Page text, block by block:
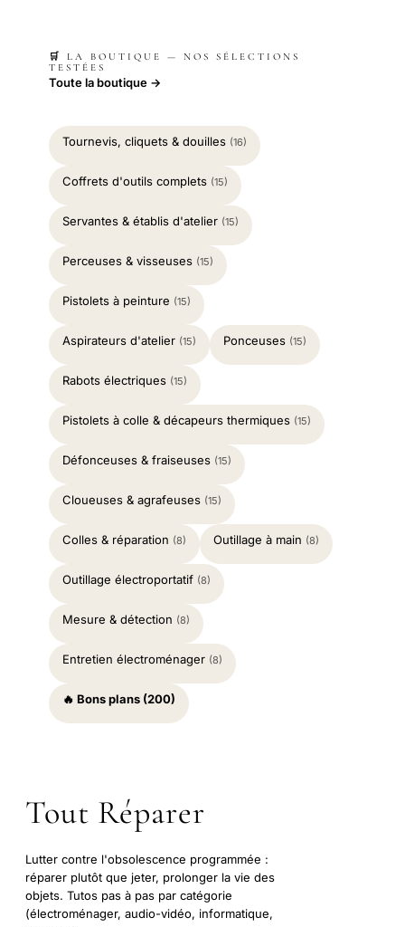
🛒 LA BOUTIQUE — NOS SÉLECTIONS
TESTÉES
Toute la boutique →
Tournevis, cliquets & douilles (16)
Coffrets d'outils complets (15)
Servantes & établis d'atelier (15)
Perceuses & visseuses (15)
Pistolets à peinture (15)
Aspirateurs d'atelier (15) Ponceuses (15)
Rabots électriques (15)
Pistolets à colle & décapeurs thermiques (15)
Défonceuses & fraiseuses (15)
Cloueuses & agrafeuses (15)
Colles & réparation (8) Outillage à main (8)
Outillage électroportatif (8)
Mesure & détection (8)
Entretien électroménager (8)
🔥 Bons plans (200)
Tout Réparer
Lutter contre l'obsolescence programmée :
réparer plutôt que jeter, prolonger la vie des
objets. Tutos pas à pas par catégorie
(électroménager, audio-vidéo, informatique,